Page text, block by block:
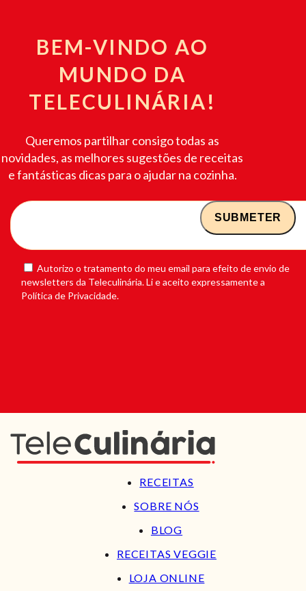
BEM-VINDO AO
MUNDO DA
TELECULINÁRIA!
Queremos partilhar consigo todas as
novidades, as melhores sugestões de receitas
e fantásticas dicas para o ajudar na cozinha.
Autorizo o tratamento do meu email para efeito de envio de
newsletters da Teleculinária. Li e aceito expressamente a
Política de Privacidade.
RECEITAS
SOBRE NÓS
BLOG
RECEITAS VEGGIE
LOJA ONLINE